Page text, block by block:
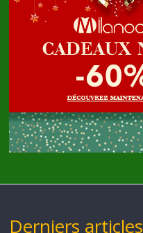
Derniers articles